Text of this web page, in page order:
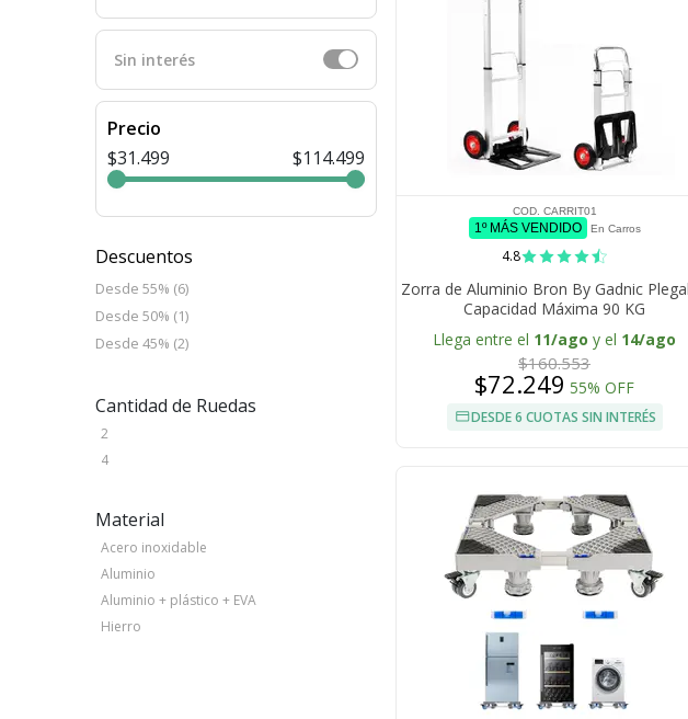
Sin interés
Precio
$31.499
$114.499
Descuentos
Desde 55% (6)
Desde 50% (1)
Desde 45% (2)
Cantidad de Ruedas
2
4
Material
Acero inoxidable
Aluminio
Aluminio + plástico + EVA
Hierro
COD. CARRIT01
1º MÁS VENDIDO En Carros
4.8
Zorra de Aluminio Bron By Gadnic
Capacidad Máxima 90 KG
Llega entre el 11/ago y el 14/ago
$160.553
$72.249 55% OFF
DESDE 6 CUOTAS SIN INTERÉS